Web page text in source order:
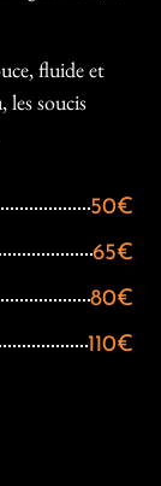
fluide et
les soucis
50€
65€
80€
110€